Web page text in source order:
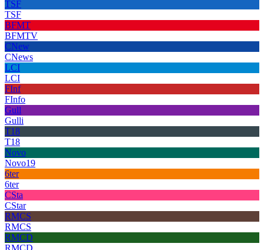
TSF
TSF
BFMT
BFMTV
CNew
CNews
LCI
LCI
FInf
FInfo
Gull
Gulli
T18
T18
Novo
Novo19
6ter
6ter
CSta
CStar
RMCS
RMCS
RMCD
RMCD